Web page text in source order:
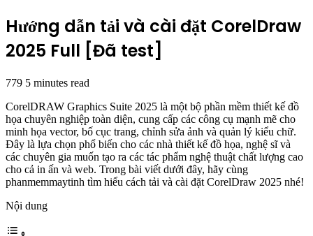
Hướng dẫn tải và cài đặt CorelDraw
2025 Full [Đã test]
779 5 minutes read
CorelDRAW Graphics Suite 2025 là một bộ phần mềm thiết kế đồ
họa chuyên nghiệp toàn diện, cung cấp các công cụ mạnh mẽ cho
minh họa vector, bố cục trang, chỉnh sửa ảnh và quản lý kiểu chữ.
Đây là lựa chọn phổ biến cho các nhà thiết kế đồ họa, nghệ sĩ và
các chuyên gia muốn tạo ra các tác phẩm nghệ thuật chất lượng cao
cho cả in ấn và web. Trong bài viết dưới đây, hãy cùng
phanmemmaytinh tìm hiểu cách tải và cài đặt CorelDraw 2025 nhé!
Nội dung